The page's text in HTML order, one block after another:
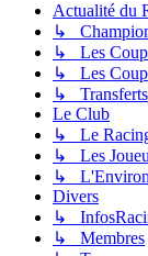
Actualité du
↳
↳ Les
↳ Les
↳ Transferts
Le Club
↳ Le
↳ Les
↳
Divers
↳
↳ Membres